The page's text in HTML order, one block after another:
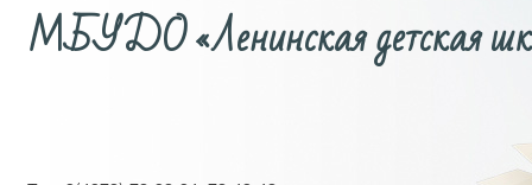
МБУДО «Ленинская детская